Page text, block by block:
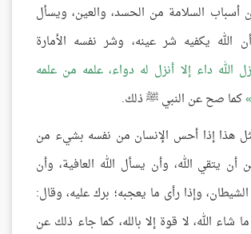
أسباب السلامة من الحسد، والعين، ويسأل
الله يكفيه شر عينه، وشر نفسه الأمارة
الله داء إلا أنزل له دواء، علمه من علمه
كما صح عن النبي ﷺ ذلك.
هذا إذا أحس الإنسان من نفسه بشيء من
أن يتقي الله، وأن يسأل الله العافية، وأن
وإذا رأى ما يعجبه؛ برك عليه، وقال:
شاء الله، لا قوة إلا بالله، كما جاء ذلك عن